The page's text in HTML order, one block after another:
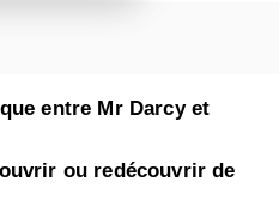
entre Mr Darcy et
ou redécouvrir de